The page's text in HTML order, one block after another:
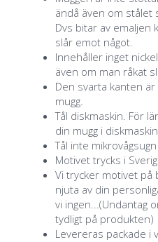
ändå även om stålet
Dvs bitar av emaljen
slår emot något.
Innehåller inget
även om man råkat
Den svarta kanten
mugg.
Tål diskmaskin. För
din mugg i
Tål inte
Motivet trycks i
Vi trycker motivet på
njuta av din
vi ingen...(Undantag
tydligt på produkten)
Levereras packade i